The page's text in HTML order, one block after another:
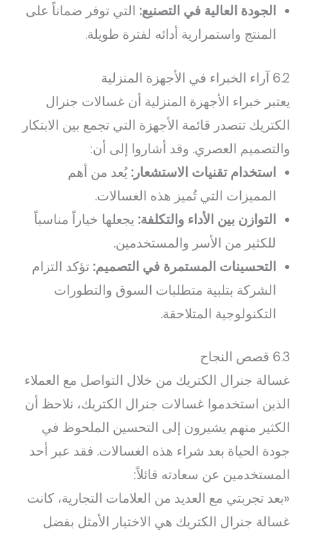
الجودة العالية في التصنيع: التي توفر ضماناً على
المنتج واستمرارية أدائه لفترة طويلة.
6.2 آراء الخبراء في الأجهزة المنزلية
يعتبر خبراء الأجهزة المنزلية أن غسالات جنرال
الكتريك تتصدر قائمة الأجهزة التي تجمع بين الابتكار
والتصميم العصري. وقد أشاروا إلى أن:
استخدام تقنيات الاستشعار: يُعد من أهم
المميزات التي تُميز هذه الغسالات.
التوازن بين الأداء والتكلفة: يجعلها خياراً مناسباً
للكثير من الأسر والمستخدمين.
التحسينات المستمرة في التصميم: تؤكد التزام
الشركة بتلبية متطلبات السوق والتطورات
التكنولوجية المتلاحقة.
6.3 قصص النجاح
غسالة جنرال الكتريك من خلال التواصل مع العملاء
الذين استخدموا غسالات جنرال الكتريك، نلاحظ أن
الكثير منهم يشيرون إلى التحسين الملحوظ في
جودة الحياة بعد شراء هذه الغسالات. فقد عبر أحد
المستخدمين عن سعادته قائلاً:
«بعد تجربتي مع العديد من العلامات التجارية، كانت
غسالة جنرال الكتريك هي الاختيار الأمثل بفضل